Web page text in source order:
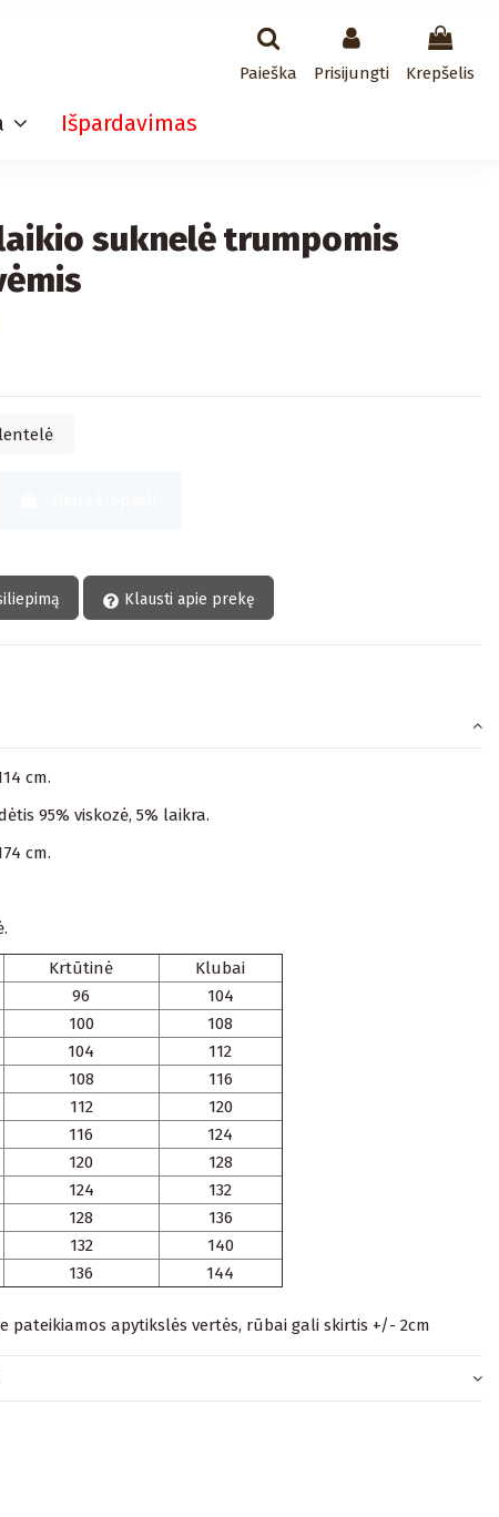
Paieška Prisijungti Krepšelis
Išpardavimas
suknelė trumpomis
Klausti apie prekę
cm.
95% viskozė, 5% laikra.
cm.
Krtūtinė
Klubai
96
104
100
108
104
112
108
116
112
120
116
124
120
128
124
132
128
136
132
140
136 144
pateikiamos apytikslės vertės, rūbai gali skirtis +/- 2cm